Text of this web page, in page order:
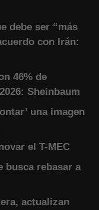
debe ser “más
con Irán:
46% de
Sheinbaum
una imagen
el T-MEC
busca rebasar a
actualizan